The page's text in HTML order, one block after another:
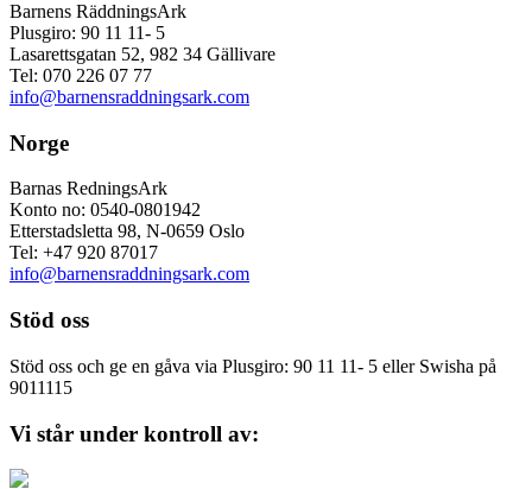
Barnens RäddningsArk
Plusgiro: 90 11 11- 5
Lasarettsgatan 52, 982 34 Gällivare
Tel: 070 226 07 77
info@barnensraddningsark.com
Norge
Barnas RedningsArk
Konto no: 0540-0801942
Etterstadsletta 98, N-0659 Oslo
Tel: +47 920 87017
info@barnensraddningsark.com
Stöd oss
Stöd oss och ge en gåva via Plusgiro: 90 11 11- 5 eller Swisha på
9011115
Vi står under kontroll av: